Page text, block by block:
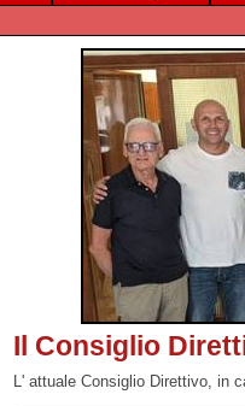
Il Consiglio
L' attuale Consiglio Direttivo, in